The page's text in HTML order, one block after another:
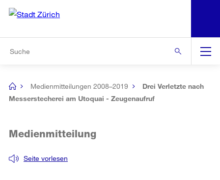
Navigation
[no
title]
Medienmitteilungen 2008–2019
Drei Verletzte nach
Messerstecherei am Utoquai - Zeugenaufruf
Seite vorlesen
Medienmitteilung